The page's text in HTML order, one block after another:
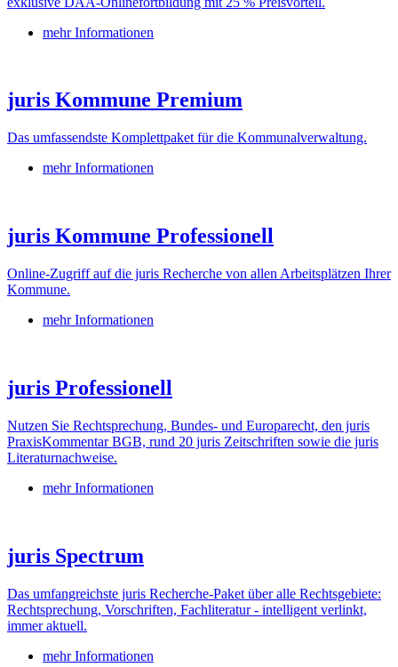
mehr Informationen
juris Kommune Premium
Das umfassendste Komplettpaket für die Kommunalverwaltung.
mehr Informationen
juris Kommune Professionell
Online-Zugriff auf die juris Recherche von allen Arbeitsplätzen Ihrer
Kommune.
mehr Informationen
juris Professionell
Nutzen Sie Rechtsprechung, Bundes- und Europarecht, den juris
PraxisKommentar BGB, rund 20 juris Zeitschriften sowie die juris
Literaturnachweise.
mehr Informationen
juris Spectrum
Das umfangreichste juris Recherche-Paket über alle Rechtsgebiete:
Rechtsprechung, Vorschriften, Fachliteratur - intelligent verlinkt,
immer aktuell.
mehr Informationen